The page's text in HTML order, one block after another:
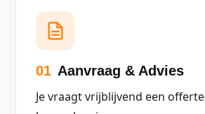
01 Aanvraag & Advies
Je vraagt vrijblijvend een